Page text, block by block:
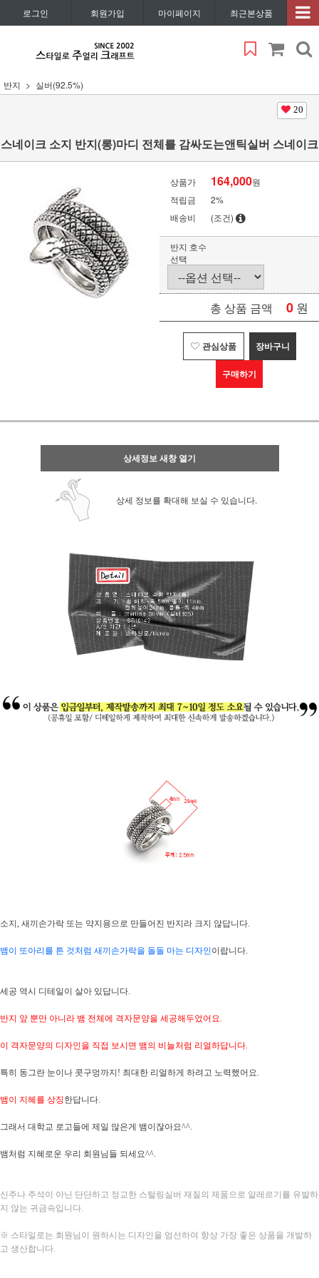
로그인 회원가입 마이페이지 최근본상품
반지 실버(92.5%)
20
스네이크 소지 반지(롱)마디 전체를 감싸도는앤틱실버 스네이크
상품가 164,000원
적립금
2%
배송비
(조건)
반지 호수
선택
총 상품 금액 0 원
관심상품 장바구니
구매하기
상세정보 새창 열기
상세 정보를 확대해 보실 수 있습니다.
소지, 새끼손가락 또는 약지용으로 만들어진 반지라 크지 않답니다.
뱀이 또아리를 튼 것처럼 새끼손가락을 돌돌 마는 디자인이랍니다.
세공 역시 디테일이 살아 있답니다.
반지 앞 뿐만 아니라 뱀 전체에 격자문양을 세공해두었어요.
이 격자문양의 디자인을 직접 보시면 뱀의 비늘처럼 리얼하답니다.
특히 동그란 눈이나 콧구멍까지! 최대한 리얼하게 하려고 노력했어요.
뱀이 지혜를 상징한답니다.
그래서 대학교 로고들에 제일 많은게 뱀이잖아요^^.
뱀처럼 지혜로운 우리 회원님들 되세요^^.
신주나 주석이 아닌 단단하고 정교한 스털링실버 재질의 제품으로 알레르기를 유발하
지 않는 귀금속입니다.
※ 스타일로는 회원님이 원하시는 디자인을 엄선하여 항상 가장 좋은 상품을 개발하
고 생산합니다.